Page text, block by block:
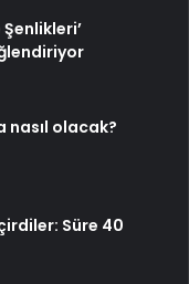
nasıl olacak?
Süre 40